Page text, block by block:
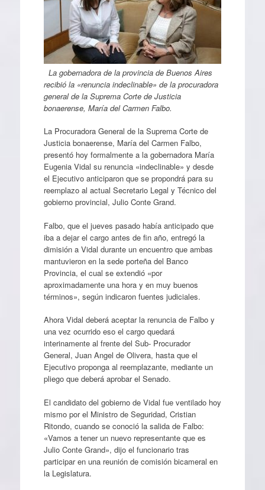
La gobernadora de la provincia de Buenos Aires
recibió la «renuncia indeclinable» de la procuradora
general de la Suprema Corte de Justicia
bonaerense, María del Carmen Falbo.
La Procuradora General de la Suprema Corte de
Justicia bonaerense, María del Carmen Falbo,
presentó hoy formalmente a la gobernadora María
Eugenia Vidal su renuncia «indeclinable» y desde
el Ejecutivo anticiparon que se propondrá para su
reemplazo al actual Secretario Legal y Técnico del
gobierno provincial, Julio Conte Grand.
Falbo, que el jueves pasado había anticipado que
iba a dejar el cargo antes de fin año, entregó la
dimisión a Vidal durante un encuentro que ambas
mantuvieron en la sede porteña del Banco
Provincia, el cual se extendió «por
aproximadamente una hora y en muy buenos
términos», según indicaron fuentes judiciales.
Ahora Vidal deberá aceptar la renuncia de Falbo y
una vez ocurrido eso el cargo quedará
interinamente al frente del Sub- Procurador
General, Juan Angel de Olivera, hasta que el
Ejecutivo proponga al reemplazante, mediante un
pliego que deberá aprobar el Senado.
El candidato del gobierno de Vidal fue ventilado hoy
mismo por el Ministro de Seguridad, Cristian
Ritondo, cuando se conoció la salida de Falbo:
«Vamos a tener un nuevo representante que es
Julio Conte Grand», dijo el funcionario tras
participar en una reunión de comisión bicameral en
la Legislatura.